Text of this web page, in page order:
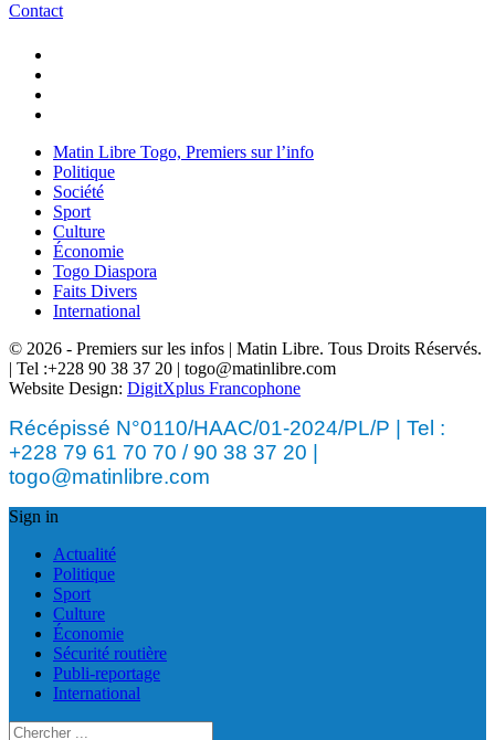
Contact
Matin Libre Togo, Premiers sur l’info
Politique
Société
Sport
Culture
Économie
Togo Diaspora
Faits Divers
International
© 2026 - Premiers sur les infos | Matin Libre. Tous Droits Réservés.
| Tel :+228 90 38 37 20 | togo@matinlibre.com
Website Design: DigitXplus Francophone
Récépissé N°0110/HAAC/01-2024/PL/P | Tel :
+228 79 61 70 70 / 90 38 37 20 |
togo@matinlibre.com
Sign in
Actualité
Politique
Sport
Culture
Économie
Sécurité routière
Publi-reportage
International